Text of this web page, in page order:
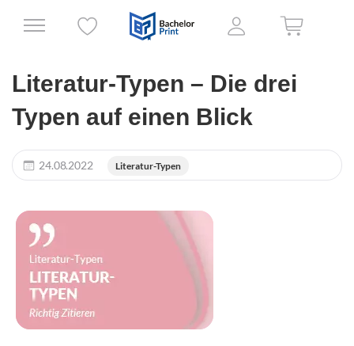
Literatur-Typen – Die drei
Typen auf einen Blick
24.08.2022 Literatur-Typen